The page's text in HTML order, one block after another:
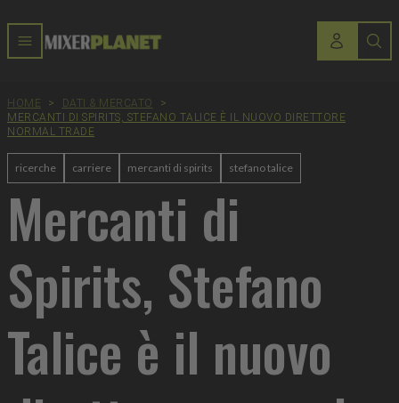
HOME > DATI & MERCATO
>
MERCANTI DI SPIRITS, STEFANO TALICE È IL NUOVO DIRETTORE
NORMAL TRADE
ricerche carriere mercanti di spirits stefano talice
Mercanti di
Spirits, Stefano
Talice è il nuovo